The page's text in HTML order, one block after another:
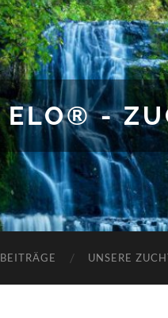
ELO® -
BEITRÄGE UNSERE